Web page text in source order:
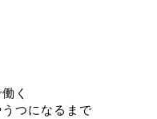
く
つになるまで